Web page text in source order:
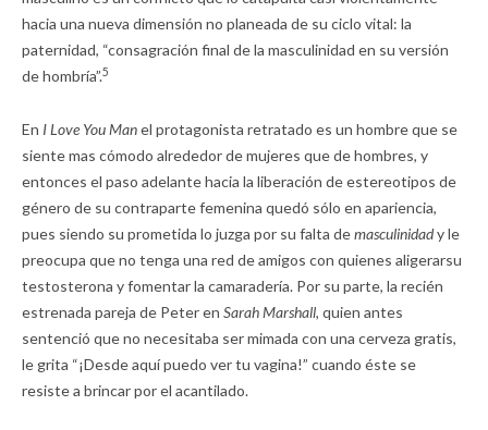
hacia una nueva dimensión no planeada de su ciclo vital: la
paternidad, “consagración final de la masculinidad en su versión
de hombría”.5
En I Love You Manel protagonista retratado es un hombre que se
siente mas cómodo alrededor de mujeres que de hombres, y
entonces el paso adelante hacia la liberación de estereotipos de
género de su contraparte femenina quedó sólo en apariencia,
pues siendo su prometida lo juzga por su falta demasculinidady le
preocupa que no tenga una red de amigos con quienes aligerarsu
testosterona y fomentar la camaradería. Por su parte, la recién
estrenada pareja de Peter en Sarah Marshall, quien antes
sentenció que no necesitaba ser mimada con una cerveza gratis,
le grita “¡Desde aquí puedo ver tu vagina!” cuando éste se
resiste a brincar por el acantilado.